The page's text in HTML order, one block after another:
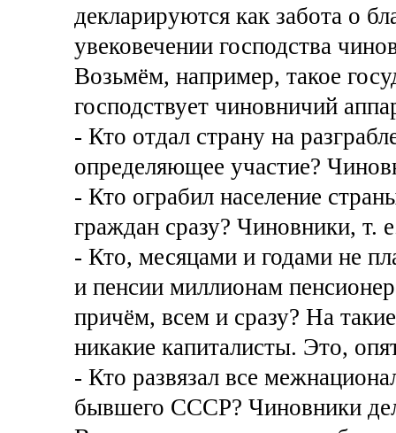
декларируются как забота о
увековечении господства
Возьмём, например, такое
господствует чиновничий
- Кто отдал страну на
определяющее участие?
- Кто ограбил население
граждан сразу? Чиновники, т.
- Кто, месяцами и годами не
и пенсии миллионам
причём, всем и сразу? На
никакие капиталисты. Это,
- Кто развязал все
бывшего СССР? Чиновники